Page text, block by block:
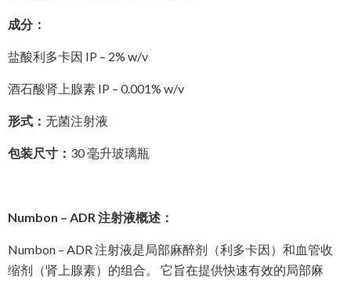
成分：
盐酸利多卡因 IP – 2% w/v
酒石酸肾上腺素 IP – 0.001% w/v
形式： 无菌注射液
包装尺寸： 30 毫升玻璃瓶
Numbon – ADR 注射液概述：
Numbon – ADR 注射液是局部麻醉剂（利多卡因）和血管收
缩剂（肾上腺素）的组合。 它旨在提供快速有效的局部麻